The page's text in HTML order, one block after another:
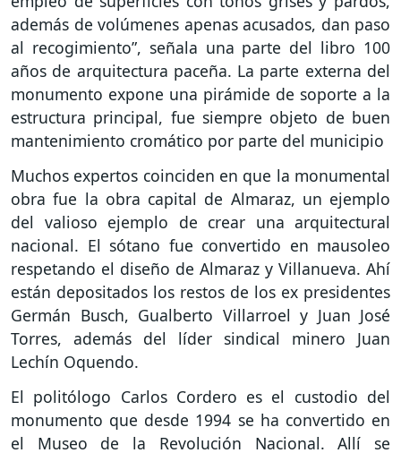
además de volúmenes apenas acusados, dan paso
al recogimiento”, señala una parte del libro 100
años de arquitectura paceña. La parte externa del
monumento expone una pirámide de soporte a la
estructura principal, fue siempre objeto de buen
mantenimiento cromático por parte del municipio
Muchos expertos coinciden en que la monumental
obra fue la obra capital de Almaraz, un ejemplo
del valioso ejemplo de crear una arquitectural
nacional. El sótano fue convertido en mausoleo
respetando el diseño de Almaraz y Villanueva. Ahí
están depositados los restos de los ex presidentes
Germán Busch, Gualberto Villarroel y Juan José
Torres, además del líder sindical minero Juan
Lechín Oquendo.
El politólogo Carlos Cordero es el custodio del
monumento que desde 1994 se ha convertido en
el Museo de la Revolución Nacional. Allí se